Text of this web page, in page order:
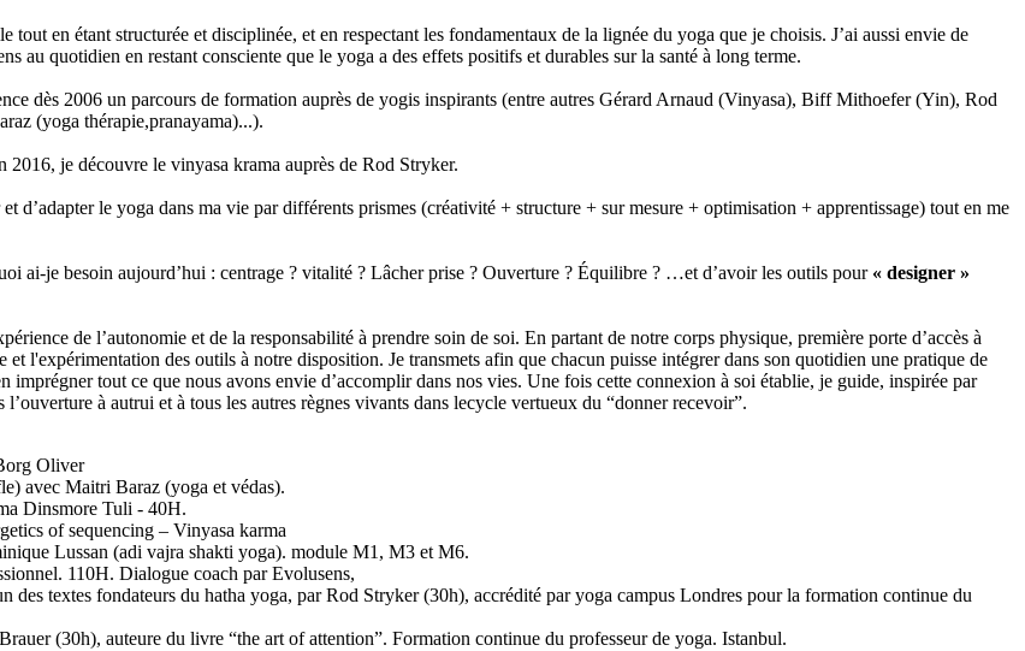
en étant structurée et disciplinée, et en respectant les fondamentaux de la lignée du yoga que je choisis. J’ai aussi envie de
au quotidien en restant consciente que le yoga a des effets positifs et durables sur la santé à long terme.
dès 2006 un parcours de formation auprès de yogis inspirants (entre autres Gérard Arnaud (Vinyasa), Biff Mithoefer (Yin), Rod
(yoga thérapie,pranayama)...).
2016, je découvre le vinyasa krama auprès de Rod Stryker.
d’adapter le yoga dans ma vie par différents prismes (créativité + structure + sur mesure + optimisation + apprentissage) tout en me
ai-je besoin aujourd’hui : centrage ? vitalité ? Lâcher prise ? Ouverture ? Équilibre ? …et d’avoir les outils pour « designer »
de l’autonomie et de la responsabilité à prendre soin de soi. En partant de notre corps physique, première porte d’accès à
l'expérimentation des outils à notre disposition. Je transmets afin que chacun puisse intégrer dans son quotidien une pratique de
tout ce que nous avons envie d’accomplir dans nos vies. Une fois cette connexion à soi établie, je guide, inspirée par
à autrui et à tous les autres règnes vivants dans lecycle vertueux du “donner recevoir”.
Oliver
avec Maitri Baraz (yoga et védas).
Dinsmore Tuli - 40H.
of sequencing – Vinyasa karma
Lussan (adi vajra shakti yoga). module M1, M3 et M6.
110H. Dialogue coach par Evolusens,
des textes fondateurs du hatha yoga, par Rod Stryker (30h), accrédité par yoga campus Londres pour la formation continue du
(30h), auteure du livre “the art of attention”. Formation continue du professeur de yoga. Istanbul.